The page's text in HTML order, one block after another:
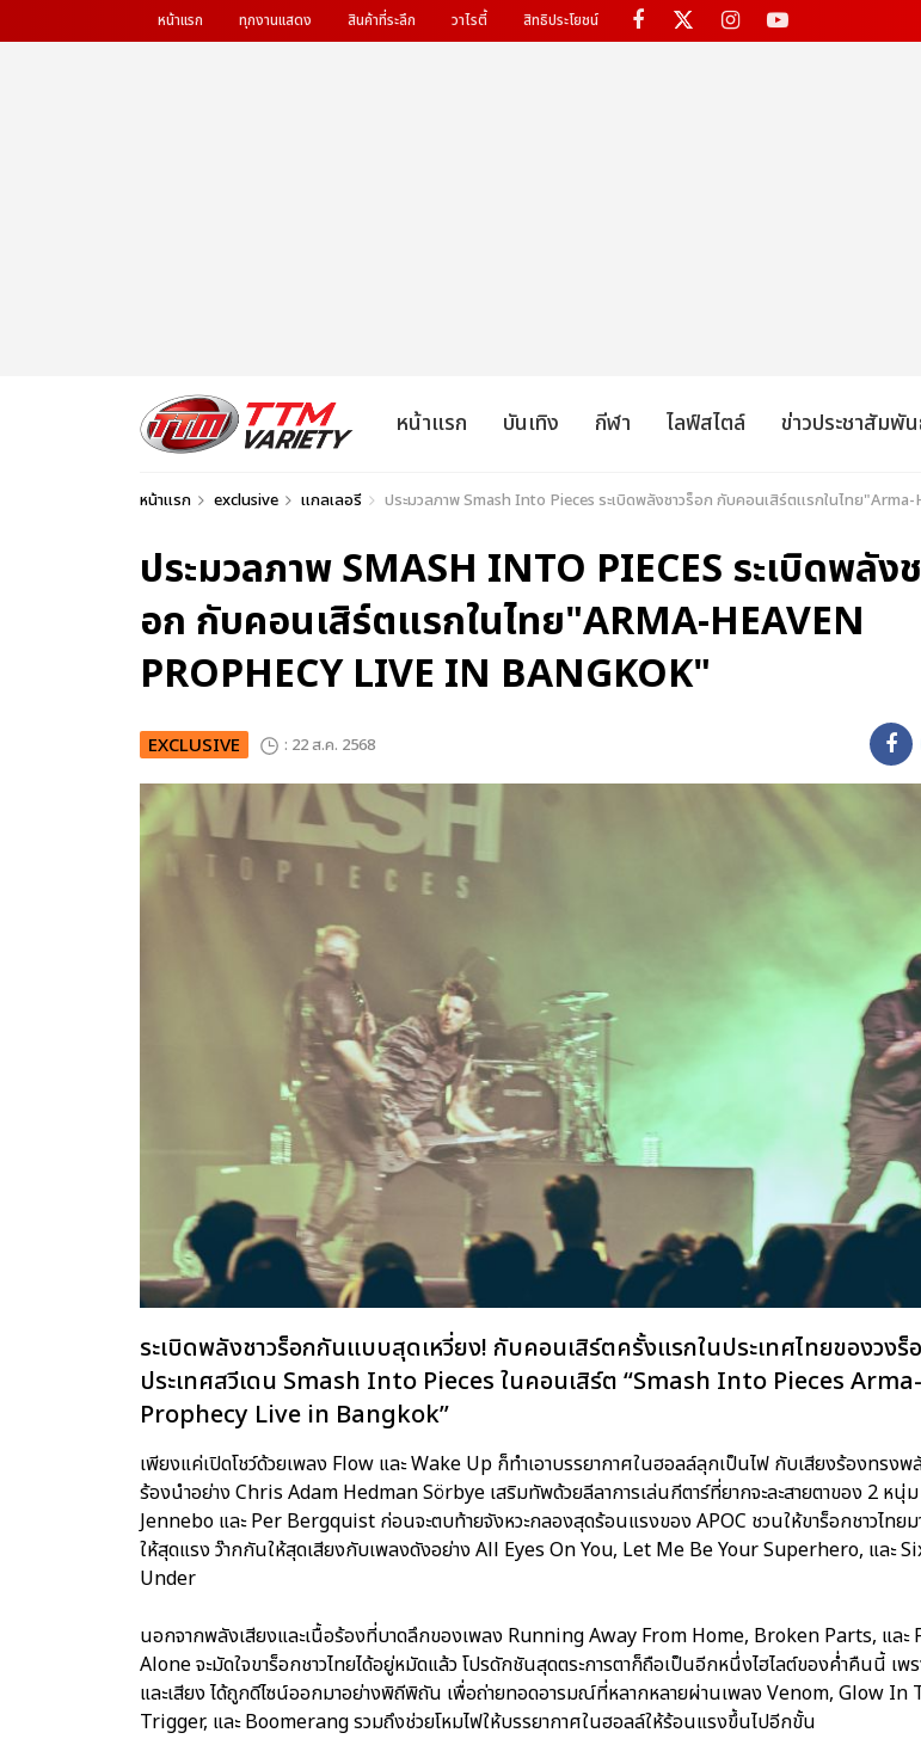
หน้าแรก ทุกงานแสดง สินค้าที่ระลึก วาไรตี้ สิทธิประโยชน์
หน้าแรก บันเทิง กีฬา ไลฟ์สไตล์ ข่าวประชาสัมพั
หน้าแรก exclusive แกลเลอรี ประมวลภาพ Smash Into Pieces ระเบิดพลังชาวร็อก กับคอนเสิร์ตแรกในไทย
ประมวลภาพ SMASH INTO PIECES ระเบิดพลัง
อก กับคอนเสิร์ตแรกในไทย"ARMA-HEAVEN
PROPHECY LIVE IN BANGKOK"
EXCLUSIVE : 22 ส.ค. 2568
ระเบิดพลังชาวร็อกกันแบบสุดเหวี่ยง! กับคอนเสิร์ตครั้งแรกในประเทศไทยของวงร็
ประเทศสวีเดน Smash Into Pieces ในคอนเสิร์ต “Smash Into Pieces
Prophecy Live in Bangkok”
เพียงแค่เปิดโชว์ด้วยเพลง Flow และ Wake Up ก็ทำเอาบรรยากาศในฮอลล์ลุกเป็นไฟ กับเสียงร้องทรง
ร้องนำอย่าง Chris Adam Hedman Sörbye เสริมทัพด้วยลีลาการเล่นกีตาร์ที่ยากจะละสายตาของ 2 ห
Jennebo และ Per Bergquist ก่อนจะตบท้ายจังหวะกลองสุดร้อนแรงของ APOC ชวนให้ขาร็อกชาวไทยม
ให้สุดแรง ว๊ากกันให้สุดเสียงกับเพลงดังอย่าง All Eyes On You, Let Me Be Your Superhero, และ
Under
นอกจากพลังเสียงและเนื้อร้องที่บาดลึกของเพลง Running Away From Home, Broken Parts, และ
Alone จะมัดใจขาร็อกชาวไทยได้อยู่หมัดแล้ว โปรดักชันสุดตระการตาก็ถือเป็นอีกหนึ่งไฮไลต์ของค่ำคืนนี้ เพ
และเสียง ได้ถูกดีไซน์ออกมาอย่างพิถีพิถัน เพื่อถ่ายทอดอารมณ์ที่หลากหลายผ่านเพลง Venom, Glow In
Trigger, และ Boomerang รวมถึงช่วยโหมไฟให้บรรยากาศในฮอลล์ให้ร้อนแรงขึ้นไปอีกขั้น